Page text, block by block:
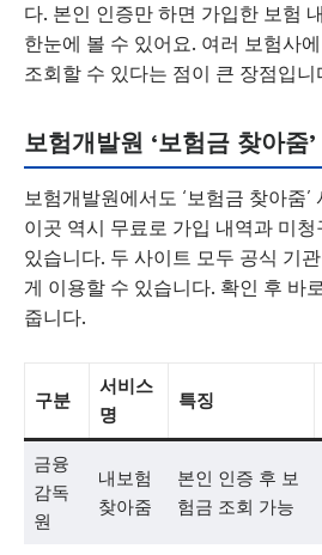
다. 본인 인증만 하면 가입한 보험
한눈에 볼 수 있어요. 여러 보험사
조회할 수 있다는 점이 큰 장점입니
보험개발원 ‘보험금 찾아줌
보험개발원에서도 ‘보험금 찾아줌
이곳 역시 무료로 가입 내역과 미
있습니다. 두 사이트 모두 공식 기
게 이용할 수 있습니다. 확인 후 바
줍니다.
구분
서비스
명
특징
금융
감독
원
내보험
찾아줌
본인 인증 후 보
험금 조회 가능